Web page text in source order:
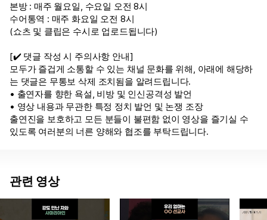
본방 : 매주 월요일, 수요일 오전 8시
수어통역 : 매주 화요일 오전 8시
(쇼츠 및 클립은 수시로 업로드됩니다)
[✔️ 댓글 작성 시 주의사항 안내]
모두가 즐겁게 소통할 수 있는 채널 문화를 위해, 아래에 해당하
는 댓글은 무통보 삭제 조치됨을 알려드립니다.
• 출연자를 향한 욕설, 비방 및 인신공격성 발언
• 영상 내용과 무관한 특정 정치 발언 및 논쟁 조장
출연진을 보호하고 모든 분들이 불편함 없이 영상을 즐기실 수
있도록 여러분의 너른 양해와 협조를 부탁드립니다.
관련 영상